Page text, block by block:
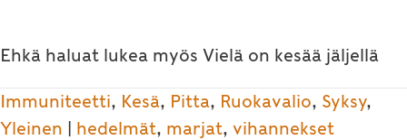
Ehkä haluat lukea myös Vielä on kesää jäljellä
Immuniteetti, Kesä, Pitta, Ruokavalio, Syksy,
Yleinen
hedelmät, marjat, vihannekset